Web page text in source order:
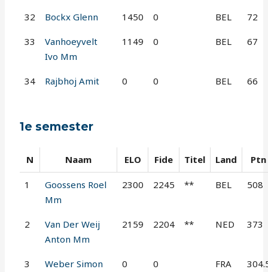
32 Bockx Glenn 1450 0 BEL 72
33
Vanhoeyvelt
Ivo Mm
1149 0 BEL 67
34 Rajbhoj Amit 0 0 BEL 66
1e semester
N Naam ELO Fide Titel Land Ptn
1
Goossens Roel
Mm
2300 2245 ** BEL 508
2
Van Der Weij
Anton Mm
2159 2204 ** NED 373
3
Weber Simon
0 0 FRA